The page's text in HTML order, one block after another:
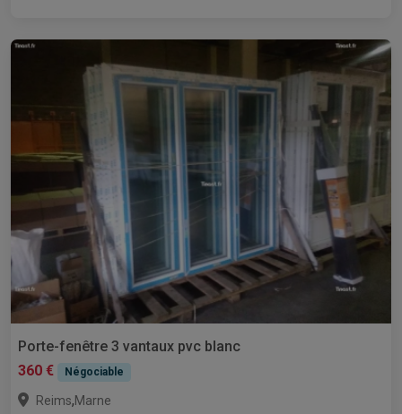
Porte-fenêtre 3 vantaux pvc blanc
360 €
Négociable
Reims,Marne